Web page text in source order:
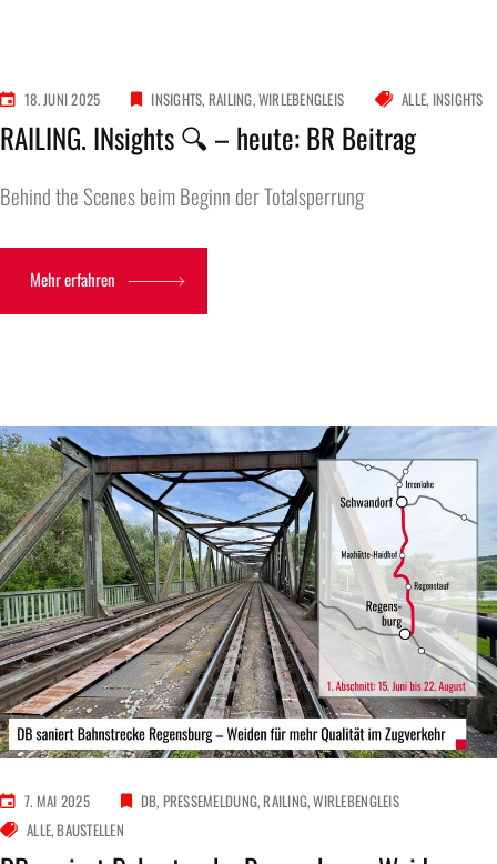
18. JUNI 2025 INSIGHTS RAILING WIRLEBENGLEIS ALLE INSIGHTS
RAILING. INsights 🔍 – heute: BR Beitrag
Behind the Scenes beim Beginn der Totalsperrung
Mehr erfahren
7. MAI 2025 DB PRESSEMELDUNG RAILING WIRLEBENGLEIS
ALLE BAUSTELLEN